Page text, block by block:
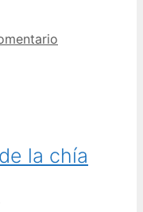
la chía